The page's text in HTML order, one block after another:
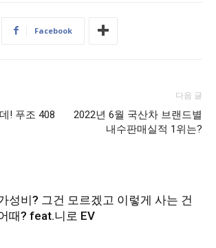
Facebook
! 푸조 408
다음 글
2022년 6월 국산차 브랜드별
내수판매실적 1위는?
성비? 그건 모르겠고 이렇게 사는 건
때? feat.니로 EV